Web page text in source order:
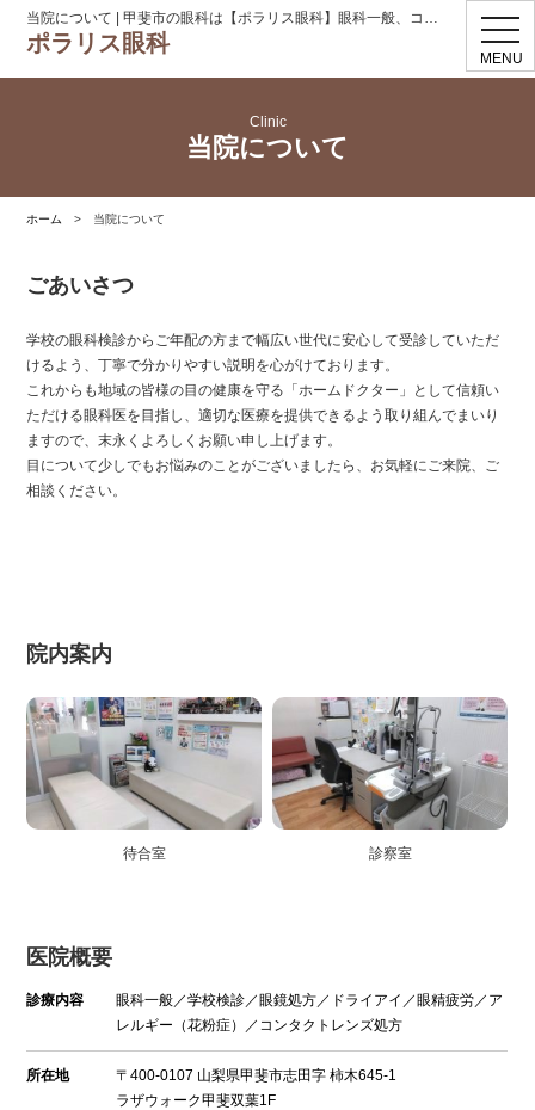
MENU
当院について | 甲斐市の眼科は【ポラリス眼科】眼科一般、コンタクト処方
ポラリス眼科
Clinic
当院について
ホーム > 当院について
ごあいさつ
学校の眼科検診からご年配の方まで幅広い世代に安心して受診していただ
けるよう、丁寧で分かりやすい説明を心がけております。
これからも地域の皆様の目の健康を守る「ホームドクター」として信頼い
ただける眼科医を目指し、適切な医療を提供できるよう取り組んでまいり
ますので、末永くよろしくお願い申し上げます。
目について少しでもお悩みのことがございましたら、お気軽にご来院、ご
相談ください。
院内案内
待合室 診察室
医院概要
診療内容
眼科一般／学校検診／眼鏡処方／ドライアイ／眼精疲労／ア
レルギー（花粉症）／コンタクトレンズ処方
所在地
〒400-0107 山梨県甲斐市志田字 柿木645-1
ラザウォーク甲斐双葉1F